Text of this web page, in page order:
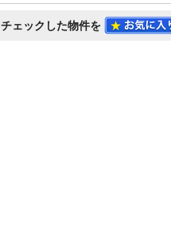
チェックした物件を